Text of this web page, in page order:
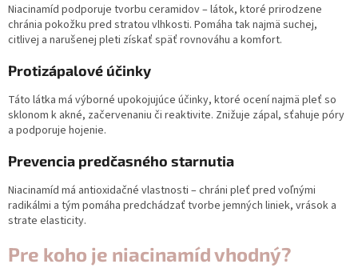
Niacinamíd podporuje tvorbu ceramidov – látok, ktoré prirodzene
chránia pokožku pred stratou vlhkosti. Pomáha tak najmä suchej,
citlivej a narušenej pleti získať späť rovnováhu a komfort.
Protizápalové účinky
Táto látka má výborné upokojujúce účinky, ktoré ocení najmä pleť so
sklonom k akné, začervenaniu či reaktivite. Znižuje zápal, sťahuje póry
a podporuje hojenie.
Prevencia predčasného starnutia
Niacinamíd má antioxidačné vlastnosti – chráni pleť pred voľnými
radikálmi a tým pomáha predchádzať tvorbe jemných liniek, vrások a
strate elasticity.
Pre koho je niacinamíd vhodný?